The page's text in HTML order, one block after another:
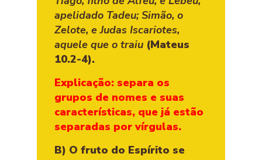
apelidado Tadeu; Simão, o
Zelote, e Judas Iscariotes,
aquele que o traiu (Mateus
10.2-4).
Explicação: separa os
grupos de nomes e suas
características, que já estão
separadas por vírgulas.
B) O fruto do Espírito se